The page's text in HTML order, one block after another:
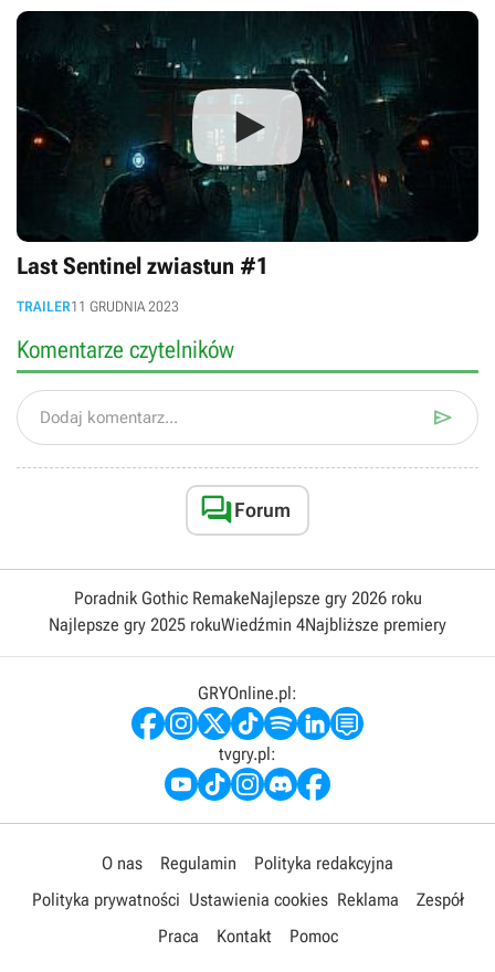
Last Sentinel zwiastun #1
TRAILER11 GRUDNIA 2023
Komentarze czytelników
Dodaj komentarz... 
Forum
Poradnik Gothic RemakeNajlepsze gry 2026 roku
Najlepsze gry 2025 rokuWiedźmin 4Najbliższe premiery
GRYOnline.pl:
tvgry.pl:
O nas Regulamin
Polityka redakcyjna
Polityka prywatności Ustawienia cookies Reklama
Zespół
Praca
Kontakt Pomoc